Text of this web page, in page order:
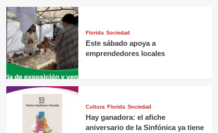
Florida Sociedad
Este sábado apoya a
emprendedores locales
Cultura Florida Sociedad
Hay ganadora: el afiche
aniversario de la Sinfónica ya tiene